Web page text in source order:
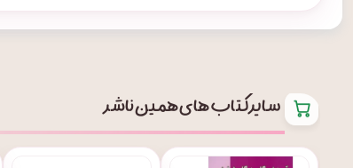
سایر کتاب های همین ناشر